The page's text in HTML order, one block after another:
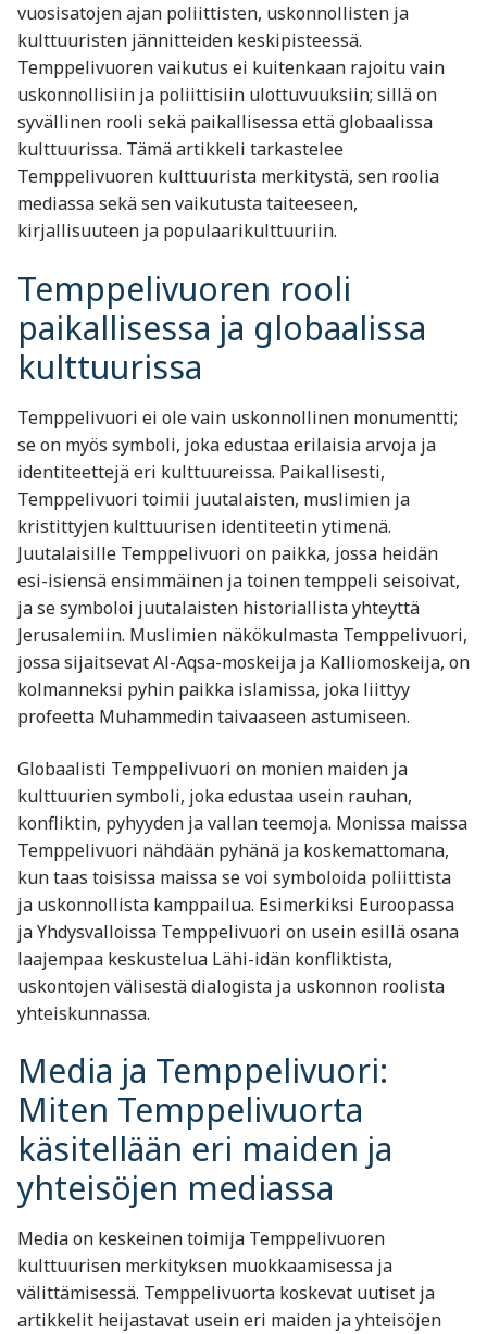
vuosisatojen ajan poliittisten, uskonnollisten ja
kulttuuristen jännitteiden keskipisteessä.
Temppelivuoren vaikutus ei kuitenkaan rajoitu vain
uskonnollisiin ja poliittisiin ulottuvuuksiin; sillä on
syvällinen rooli sekä paikallisessa että globaalissa
kulttuurissa. Tämä artikkeli tarkastelee
Temppelivuoren kulttuurista merkitystä, sen roolia
mediassa sekä sen vaikutusta taiteeseen,
kirjallisuuteen ja populaarikulttuuriin.
Temppelivuoren rooli
paikallisessa ja globaalissa
kulttuurissa
Temppelivuori ei ole vain uskonnollinen monumentti;
se on myös symboli, joka edustaa erilaisia arvoja ja
identiteettejä eri kulttuureissa. Paikallisesti,
Temppelivuori toimii juutalaisten, muslimien ja
kristittyjen kulttuurisen identiteetin ytimenä.
Juutalaisille Temppelivuori on paikka, jossa heidän
esi-isiensä ensimmäinen ja toinen temppeli seisoivat,
ja se symboloi juutalaisten historiallista yhteyttä
Jerusalemiin. Muslimien näkökulmasta Temppelivuori,
jossa sijaitsevat Al-Aqsa-moskeija ja Kalliomoskeija, on
kolmanneksi pyhin paikka islamissa, joka liittyy
profeetta Muhammedin taivaaseen astumiseen.
Globaalisti Temppelivuori on monien maiden ja
kulttuurien symboli, joka edustaa usein rauhan,
konfliktin, pyhyyden ja vallan teemoja. Monissa maissa
Temppelivuori nähdään pyhänä ja koskemattomana,
kun taas toisissa maissa se voi symboloida poliittista
ja uskonnollista kamppailua. Esimerkiksi Euroopassa
ja Yhdysvalloissa Temppelivuori on usein esillä osana
laajempaa keskustelua Lähi-idän konfliktista,
uskontojen välisestä dialogista ja uskonnon roolista
yhteiskunnassa.
Media ja Temppelivuori:
Miten Temppelivuorta
käsitellään eri maiden ja
yhteisöjen mediassa
Media on keskeinen toimija Temppelivuoren
kulttuurisen merkityksen muokkaamisessa ja
välittämisessä. Temppelivuorta koskevat uutiset ja
artikkelit heijastavat usein eri maiden ja yhteisöjen